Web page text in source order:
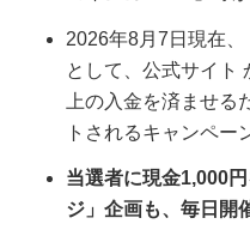
2026年8月7日現在、
として、公式サイト
上の入金を済ませ
トされるキャンペー
当選者に現金1,000
ジ」企画も、毎日開